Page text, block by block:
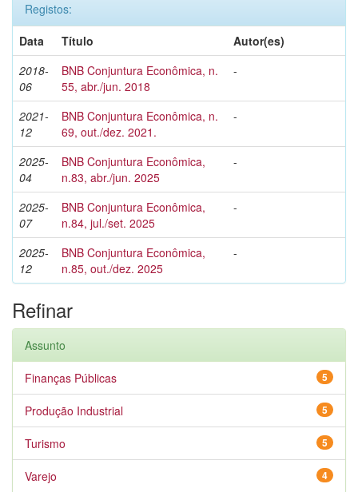
Registos:
Data
Título
Autor(es)
2018-
06
BNB Conjuntura Econômica, n.
55, abr./jun. 2018
-
2021-
12
BNB Conjuntura Econômica, n.
69, out./dez. 2021.
-
2025-
04
BNB Conjuntura Econômica,
n.83, abr./jun. 2025
-
2025-
07
BNB Conjuntura Econômica,
n.84, jul./set. 2025
-
2025-
12
BNB Conjuntura Econômica,
n.85, out./dez. 2025
-
Refinar
Assunto
5
Finanças Públicas
5
Produção Industrial
5
Turismo
4
Varejo